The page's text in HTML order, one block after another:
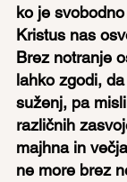
ko je
Kristus nas
Brez notranje
lahko zgodi,
suženj, pa
različnih
majhna in
ne more brez